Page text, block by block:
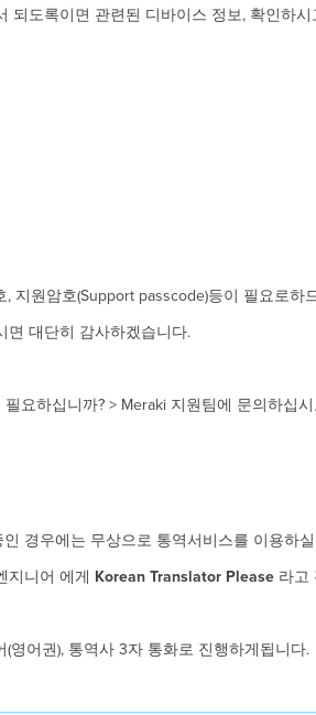
되도록이면 관련된 디바이스 정보, 확인하
지원암호(Support passcode)등이 필요로하
면 대단히 감사하겠습니다.
요하십니까? > Meraki 지원팀에 문의하십
경우에는 무상으로 통역서비스를 이용하
지니어 에게 Korean Translator Please 라고
영어권), 통역사 3자 통화로 진행하게됩니다.